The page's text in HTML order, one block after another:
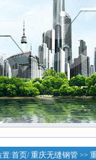
置:首页/重庆无缝钢管 >>